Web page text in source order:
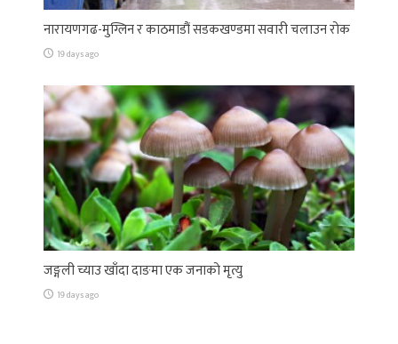
नारायणगढ-मुग्लिन र काठमाडौं सडकखण्डमा सवारी चलाउन रोक
19 days ago
जङ्गली च्याउ खाँदा दाङमा एक जनाको मृत्यु
19 days ago